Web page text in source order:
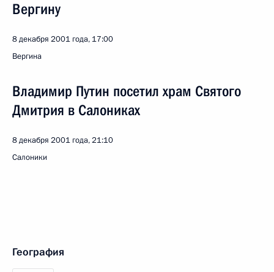
Вергину
8 декабря 2001 года, 17:00
Вергина
Владимир Путин посетил храм Святого
Дмитрия в Салониках
8 декабря 2001 года, 21:10
Салоники
География